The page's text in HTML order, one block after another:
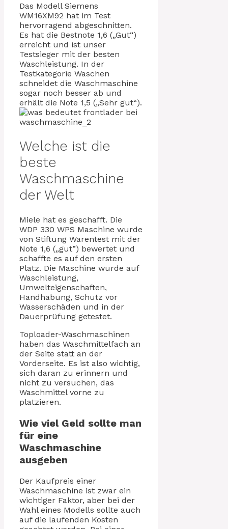
Das Modell Siemens
WM16XM92 hat im Test
hervorragend abgeschnitten.
Es hat die Bestnote 1,6 („Gut“)
erreicht und ist unser
Testsieger mit der besten
Waschleistung. In der
Testkategorie Waschen
schneidet die Waschmaschine
sogar noch besser ab und
erhält die Note 1,5 („Sehr gut“).
Welche ist die
beste
Waschmaschine
der Welt
Miele hat es geschafft. Die
WDP 330 WPS Maschine wurde
von Stiftung Warentest mit der
Note 1,6 („gut”) bewertet und
schaffte es auf den ersten
Platz. Die Maschine wurde auf
Waschleistung,
Umwelteigenschaften,
Handhabung, Schutz vor
Wasserschäden und in der
Dauerprüfung getestet.
Toploader-Waschmaschinen
haben das Waschmittelfach an
der Seite statt an der
Vorderseite. Es ist also wichtig,
sich daran zu erinnern und
nicht zu versuchen, das
Waschmittel vorne zu
platzieren.
Wie viel Geld sollte man
für eine
Waschmaschine
ausgeben
Der Kaufpreis einer
Waschmaschine ist zwar ein
wichtiger Faktor, aber bei der
Wahl eines Modells sollte auch
auf die laufenden Kosten